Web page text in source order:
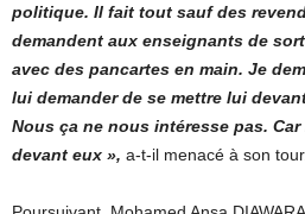
politique. Il fait tout sauf des
demandent aux enseignants de
avec des pancartes en main. Je
lui demander de se mettre lui
Nous ça ne nous intéresse pas.
devant eux », a-t-il menacé à son tour.